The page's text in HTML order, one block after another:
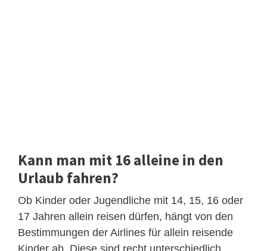
Kann man mit 16 alleine in den
Urlaub fahren?
Ob Kinder oder Jugendliche mit 14, 15, 16 oder
17 Jahren allein reisen dürfen, hängt von den
Bestimmungen der Airlines für allein reisende